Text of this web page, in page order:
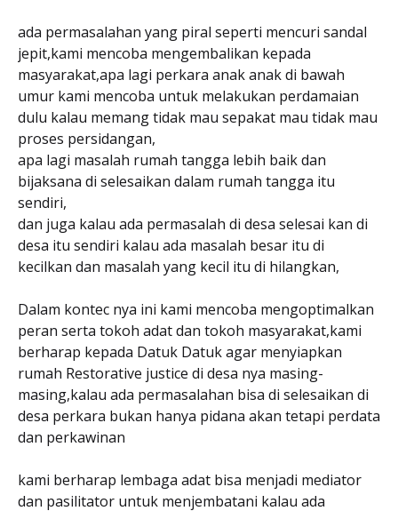
ada permasalahan yang piral seperti mencuri sandal
jepit,kami mencoba mengembalikan kepada
masyarakat,apa lagi perkara anak anak di bawah
umur kami mencoba untuk melakukan perdamaian
dulu kalau memang tidak mau sepakat mau tidak mau
proses persidangan,
apa lagi masalah rumah tangga lebih baik dan
bijaksana di selesaikan dalam rumah tangga itu
sendiri,
dan juga kalau ada permasalah di desa selesai kan di
desa itu sendiri kalau ada masalah besar itu di
kecilkan dan masalah yang kecil itu di hilangkan,
Dalam kontec nya ini kami mencoba mengoptimalkan
peran serta tokoh adat dan tokoh masyarakat,kami
berharap kepada Datuk Datuk agar menyiapkan
rumah Restorative justice di desa nya masing-
masing,kalau ada permasalahan bisa di selesaikan di
desa perkara bukan hanya pidana akan tetapi perdata
dan perkawinan
kami berharap lembaga adat bisa menjadi mediator
dan pasilitator untuk menjembatani kalau ada